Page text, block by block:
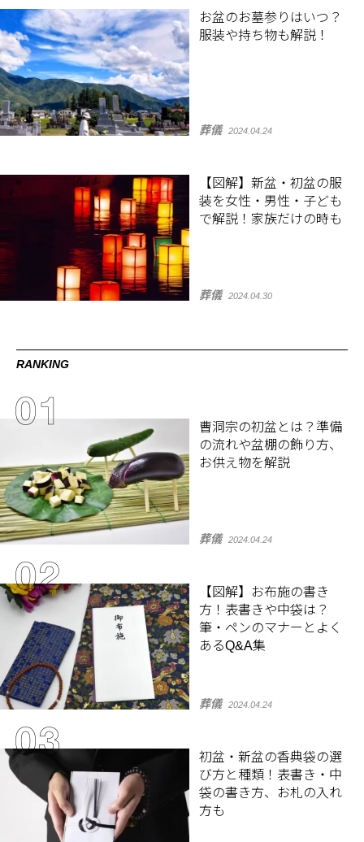
お盆のお墓参りはいつ？
服装や持ち物も解説！
葬儀 2024.04.24
【図解】新盆・初盆の服
装を女性・男性・子ども
で解説！家族だけの時も
葬儀 2024.04.30
RANKING
曹洞宗の初盆とは？準備
の流れや盆棚の飾り方、
お供え物を解説
葬儀 2024.04.24
【図解】お布施の書き
方！表書きや中袋は？
筆・ペンのマナーとよく
あるQ&A集
葬儀 2024.04.24
初盆・新盆の香典袋の選
び方と種類！表書き・中
袋の書き方、お札の入れ
方も